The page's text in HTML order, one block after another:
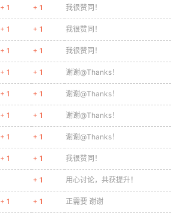
+ 1 + 1 我很赞同！
+ 1 + 1 我很赞同！
+ 1 + 1 我很赞同！
+ 1 + 1 谢谢@Thanks！
+ 1 + 1 谢谢@Thanks！
+ 1 + 1 谢谢@Thanks！
+ 1 + 1 谢谢@Thanks！
+ 1 + 1 我很赞同！
+ 1 用心讨论，共获提升！
+ 1 + 1 正需要 谢谢